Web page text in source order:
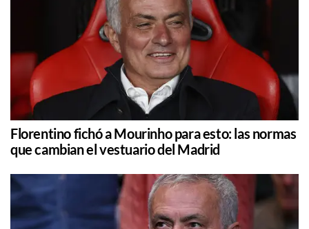
Florentino fichó a Mourinho para esto: las normas
que cambian el vestuario del Madrid